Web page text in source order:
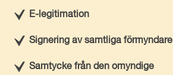
E-legitimation
Signering av samtliga förmyndare
Samtycke från den omyndige